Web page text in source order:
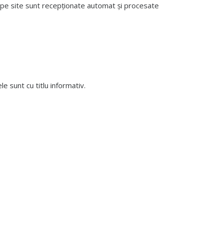
site sunt recepționate automat și procesate
sunt cu titlu informativ.